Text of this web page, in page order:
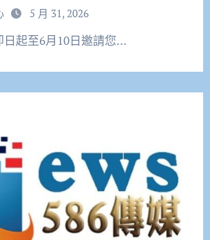
5 月 31, 2026
日起至6月10日邀請您…